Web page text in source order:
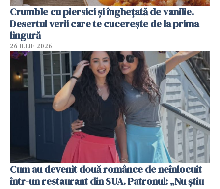
Crumble cu piersici și înghețată de vanilie.
Desertul verii care te cucerește de la prima
lingură
26 IULIE 2026
Cum au devenit două românce de neînlocuit
într-un restaurant din SUA. Patronul: „Nu știu